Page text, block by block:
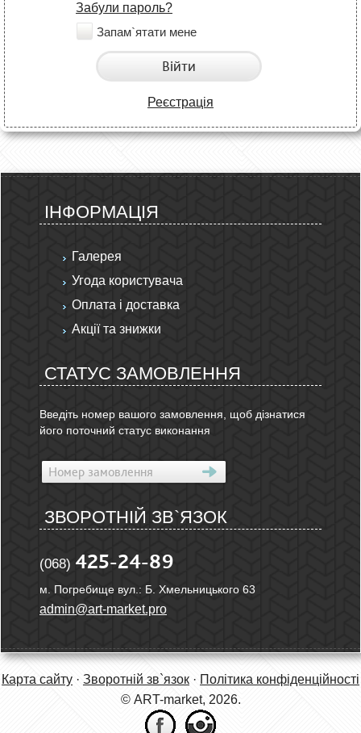
Забули пароль?
Запам`ятати мене
Війти
Реєстрація
ІНФОРМАЦІЯ
Галерея
Угода користувача
Оплата і доставка
Акції та знижки
СТАТУС ЗАМОВЛЕННЯ
Введіть номер вашого замовлення, щоб дізнатися
його поточний статус виконання
ЗВОРОТНІЙ ЗВ`ЯЗОК
(068) 425-24-89
м. Погребище вул.: Б. Хмельницького 63
admin@art-market.pro
Карта сайту · Зворотній зв`язок · Політика конфіденційності
© ART-market, 2026.